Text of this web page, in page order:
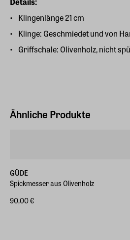
Klingenlänge 21 cm
Klinge: Geschmiedet und von
Griffschale: Olivenholz, nicht
Ähnliche Produkte
GÜDE
Spickmesser aus Olivenholz
90,00 €